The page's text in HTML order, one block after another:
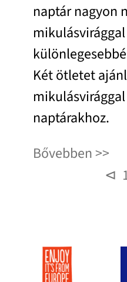
naptár nagyon
Két ötletet
naptárakhoz.
Bővebben
⊲